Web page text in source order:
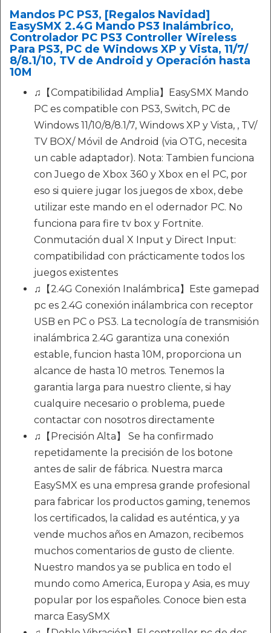
Mandos PC PS3, [Regalos Navidad]
EasySMX 2.4G Mando PS3 Inalámbrico,
Controlador PC PS3 Controller Wireless
Para PS3, PC de Windows XP y Vista, 11/7/
8/8.1/10, TV de Android y Operación hasta
10M
♫【Compatibilidad Amplia】EasySMX Mando
PC es compatible con PS3, Switch, PC de
Windows 11/10/8/8.1/7, Windows XP y Vista, , TV/
TV BOX/ Móvil de Android (via OTG, necesita
un cable adaptador). Nota: Tambien funciona
con Juego de Xbox 360 y Xbox en el PC, por
eso si quiere jugar los juegos de xbox, debe
utilizar este mando en el odernador PC. No
funciona para fire tv box y Fortnite.
Conmutación dual X Input y Direct Input:
compatibilidad con prácticamente todos los
juegos existentes
♫【2.4G Conexión Inalámbrica】Este gamepad
pc es 2.4G conexión inálambrica con receptor
USB en PC o PS3. La tecnología de transmisión
inalámbrica 2.4G garantiza una conexión
estable, funcion hasta 10M, proporciona un
alcance de hasta 10 metros. Tenemos la
garantia larga para nuestro cliente, si hay
cualquire necesario o problema, puede
contactar con nosotros directamente
♫【Precisión Alta】 Se ha confirmado
repetidamente la precisión de los botone
antes de salir de fábrica. Nuestra marca
EasySMX es una empresa grande profesional
para fabricar los productos gaming, tenemos
los certificados, la calidad es auténtica, y ya
vende muchos años en Amazon, recibemos
muchos comentarios de gusto de cliente.
Nuestro mandos ya se publica en todo el
mundo como America, Europa y Asia, es muy
popular por los españoles. Conoce bien esta
marca EasySMX